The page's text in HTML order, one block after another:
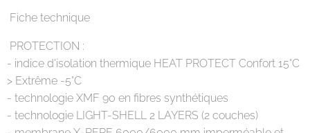
Fiche technique
PROTECTION :
- indice d'isolation thermique HEAT PROTECT Confort 15°C
> Extrême -5°C
- technologie XMF 90 en fibres synthétiques
- technologie LIGHT-SHELL 2 LAYERS (2 couches)